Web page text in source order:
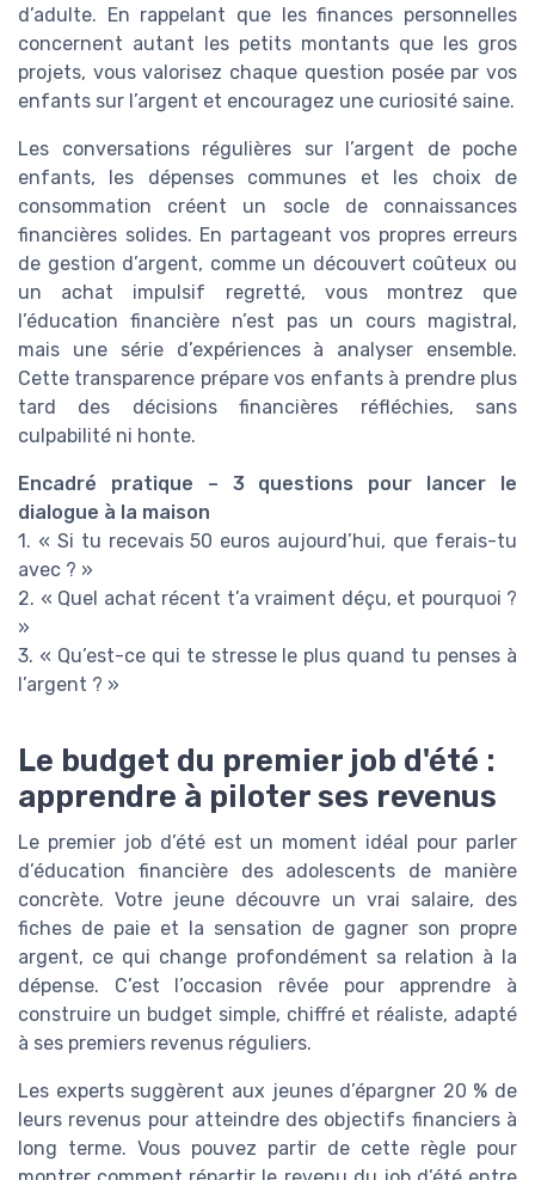
d’adulte. En rappelant que les finances personnelles
concernent autant les petits montants que les gros
projets, vous valorisez chaque question posée par vos
enfants sur l’argent et encouragez une curiosité saine.
Les conversations régulières sur l’argent de poche
enfants, les dépenses communes et les choix de
consommation créent un socle de connaissances
financières solides. En partageant vos propres erreurs
de gestion d’argent, comme un découvert coûteux ou
un achat impulsif regretté, vous montrez que
l’éducation financière n’est pas un cours magistral,
mais une série d’expériences à analyser ensemble.
Cette transparence prépare vos enfants à prendre plus
tard des décisions financières réfléchies, sans
culpabilité ni honte.
Encadré pratique – 3 questions pour lancer le
dialogue à la maison
1. « Si tu recevais 50 euros aujourd’hui, que ferais-tu
avec ? »
2. « Quel achat récent t’a vraiment déçu, et pourquoi ?
»
3. « Qu’est-ce qui te stresse le plus quand tu penses à
l’argent ? »
Le budget du premier job d'été :
apprendre à piloter ses revenus
Le premier job d’été est un moment idéal pour parler
d’éducation financière des adolescents de manière
concrète. Votre jeune découvre un vrai salaire, des
fiches de paie et la sensation de gagner son propre
argent, ce qui change profondément sa relation à la
dépense. C’est l’occasion rêvée pour apprendre à
construire un budget simple, chiffré et réaliste, adapté
à ses premiers revenus réguliers.
Les experts suggèrent aux jeunes d’épargner 20 % de
leurs revenus pour atteindre des objectifs financiers à
long terme. Vous pouvez partir de cette règle pour